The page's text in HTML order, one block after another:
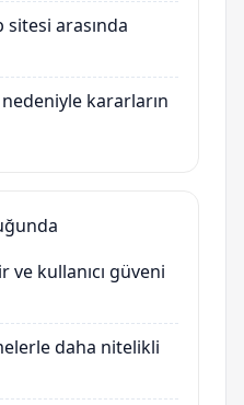
arasında
kararların
ve kullanıcı güveni
daha nitelikli